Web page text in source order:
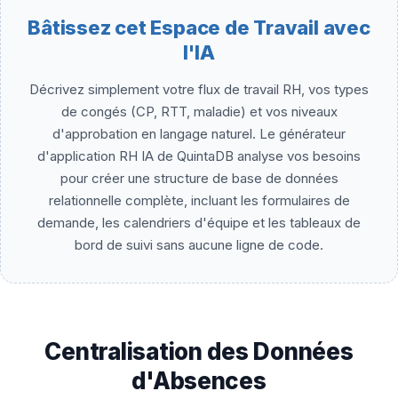
Bâtissez cet Espace de Travail avec
l'IA
Décrivez simplement votre flux de travail RH, vos types
de congés (CP, RTT, maladie) et vos niveaux
d'approbation en langage naturel. Le générateur
d'application RH IA de QuintaDB analyse vos besoins
pour créer une structure de base de données
relationnelle complète, incluant les formulaires de
demande, les calendriers d'équipe et les tableaux de
bord de suivi sans aucune ligne de code.
Centralisation des Données
d'Absences